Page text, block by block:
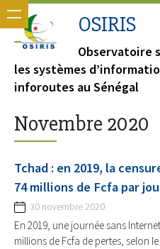
OSIRIS
Observatoire
les systèmes
inforoutes au Sénégal
Novembre 2020
Tchad : en 2019, la
74 millions de Fcfa par
30 novembre 2020
En 2019, une journée sans
millions de Fcfa de pertes, selon